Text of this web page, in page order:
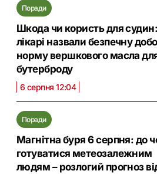
Поради
Шкода чи користь для судин:
лікарі назвали безпечну
норму вершкового масла
бутерброду
6 серпня 12:04
Поради
Магнітна буря 6 серпня: до
готуватися метеозалежним
людям – розлогий прогноз